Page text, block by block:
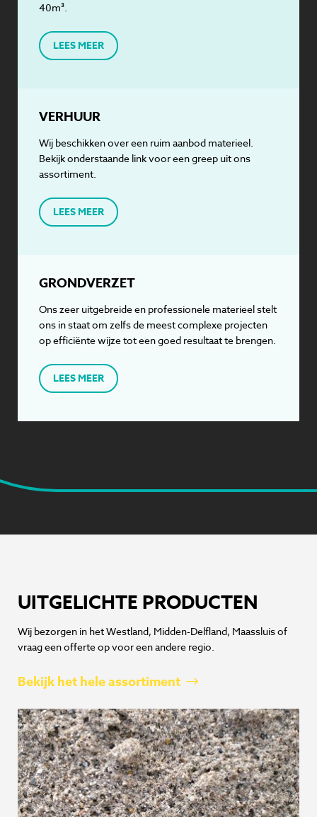
40m³.
LEES MEER
VERHUUR
Wij beschikken over een ruim aanbod materieel.
Bekijk onderstaande link voor een greep uit ons
assortiment.
LEES MEER
GRONDVERZET
Ons zeer uitgebreide en professionele materieel stelt
ons in staat om zelfs de meest complexe projecten
op efficiënte wijze tot een goed resultaat te brengen.
LEES MEER
UITGELICHTE PRODUCTEN
Wij bezorgen in het Westland, Midden-Delfland, Maassluis of
vraag een offerte op voor een andere regio.
Bekijk het hele assortiment